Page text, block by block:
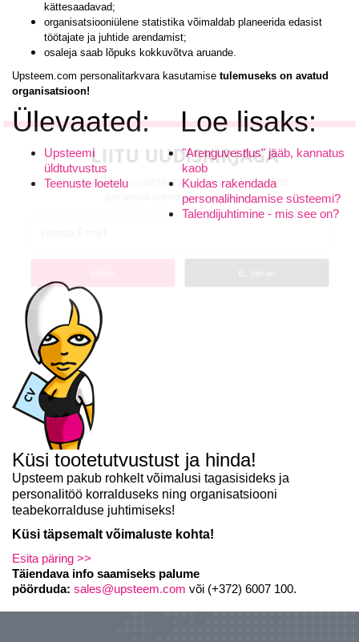
kättesaadavad;
organisatsiooniülene statistika võimaldab planeerida edasist
töötajate ja juhtide arendamist;
osaleja saab lõpuks kokkuvõtva aruande.
Upsteem.com personalitarkvara kasutamise tulemuseks on avatud
organisatsioon!
Ülevaated: Loe lisaks:
Upsteemi
üldtutvustus
Teenuste loetelu
"Arenguvestlus" jääb, kannatus
kaob
Kuidas rakendada
personalihindamise süsteemi?
Talendijuhtimine - mis see on?
Küsi tootetutvustust ja hinda!
Upsteem pakub rohkelt võimalusi tagasisideks ja
personalitöö korralduseks ning organisatsiooni
teabekorralduse juhtimiseks!
Küsi täpsemalt võimaluste kohta!
Esita päring >>
Täiendava info saamiseks palume
pöörduda: sales@upsteem.com või (+372) 6007 100.
LIITU UUDISKIRJAGA
Ära jää ilma uudistest ja põnevatest lugudest personaliarenduse
valdkonnas